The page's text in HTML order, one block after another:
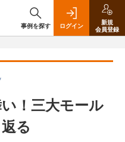
事例を探す ログイン
新規
会員登録
！三大モール
る